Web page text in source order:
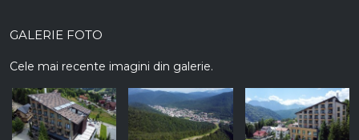
GALERIE FOTO
Cele mai recente imagini din galerie.